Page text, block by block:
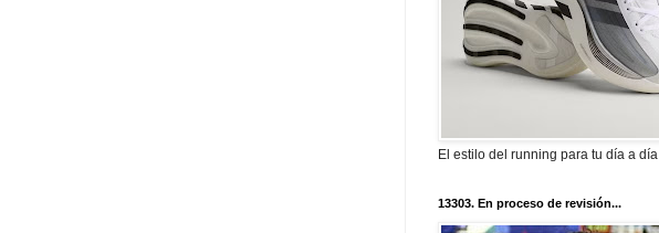
El estilo del running para tu día a día
13303. En proceso de revisión...